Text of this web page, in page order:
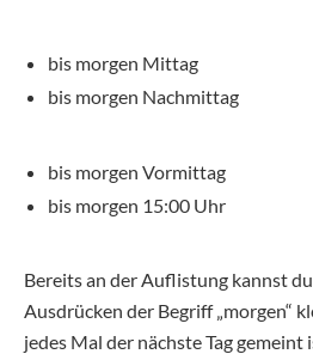
bis morgen Mittag
bis morgen Nachmittag
bis morgen Vormittag
bis morgen 15:00 Uhr
Bereits an der Auflistung kannst
Ausdrücken der Begriff „morgen“
jedes Mal der nächste Tag gemeint